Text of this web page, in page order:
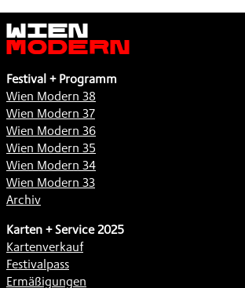
Wien
Modern
Festival + Programm
Wien Modern 38
Wien Modern 37
Wien Modern 36
Wien Modern 35
Wien Modern 34
Wien Modern 33
Archiv
Karten + Service 2025
Kartenverkauf
Festivalpass
Ermäßigungen